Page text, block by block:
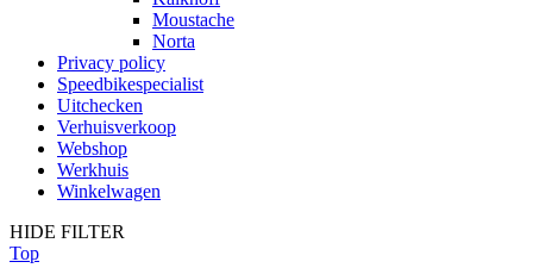
Moustache
Norta
Privacy policy
Speedbikespecialist
Uitchecken
Verhuisverkoop
Webshop
Werkhuis
Winkelwagen
HIDE FILTER
Top